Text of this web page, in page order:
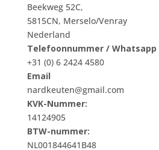
Beekweg 52C,
5815CN, Merselo/Venray
Nederland
Telefoonnummer / Whatsapp
+31 (0) 6 2424 4580
Email
nardkeuten@gmail.com
KVK-Nummer:
14124905
BTW-nummer:
NL001844641B48